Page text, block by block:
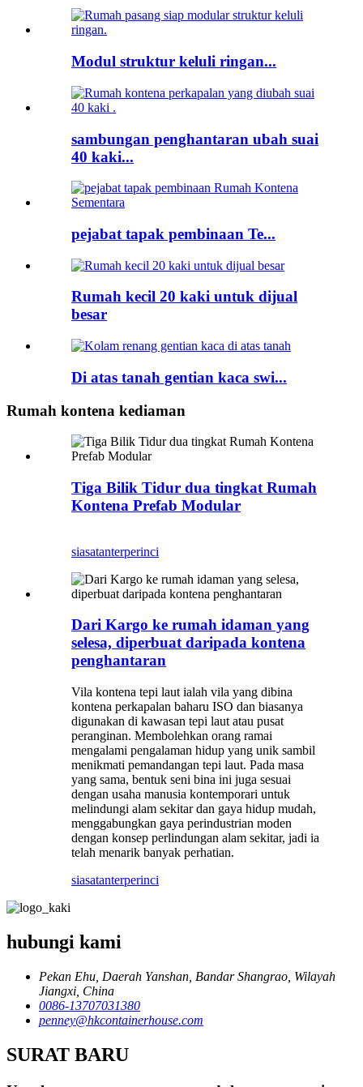
Modul struktur keluli ringan...
sambungan penghantaran ubah suai
40 kaki...
pejabat tapak pembinaan Te...
Rumah kecil 20 kaki untuk dijual
besar
Di atas tanah gentian kaca swi...
Rumah kontena kediaman
Tiga Bilik Tidur dua tingkat Rumah
Kontena Prefab Modular
siasatanterperinci
Dari Kargo ke rumah idaman yang
selesa, diperbuat daripada kontena
penghantaran
Vila kontena tepi laut ialah vila yang dibina
kontena perkapalan baharu ISO dan biasanya
digunakan di kawasan tepi laut atau pusat
peranginan. Membolehkan orang ramai
mengalami pengalaman hidup yang unik sambil
menikmati pemandangan tepi laut. Pada masa
yang sama, bentuk seni bina ini juga sesuai
dengan usaha manusia kontemporari untuk
melindungi alam sekitar dan gaya hidup mudah,
menggabungkan gaya perindustrian moden
dengan konsep perlindungan alam sekitar, jadi ia
telah menarik banyak perhatian.
siasatanterperinci
hubungi kami
Pekan Ehu, Daerah Yanshan, Bandar Shangrao, Wilayah
Jiangxi, China
0086-13707031380
penney@hkcontainerhouse.com
SURAT BARU